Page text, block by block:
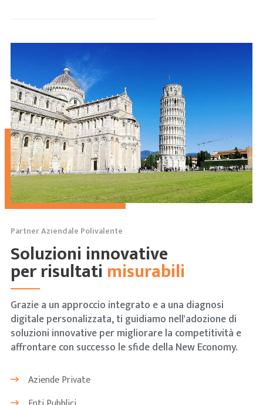
Partner Aziendale Polivalente
Soluzioni innovative
per risultati misurabili
Grazie a un approccio integrato e a una diagnosi
digitale personalizzata, ti guidiamo nell'adozione di
soluzioni innovative per migliorare la competitività e
affrontare con successo le sfide della New Economy.
Aziende Private